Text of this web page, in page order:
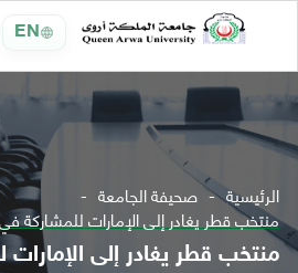
EN
الرئيسية صحيفة الجامعة
منتخب قطر يغادر إلى الإمارات للمشاركة
منتخب قطر يغادر إلى